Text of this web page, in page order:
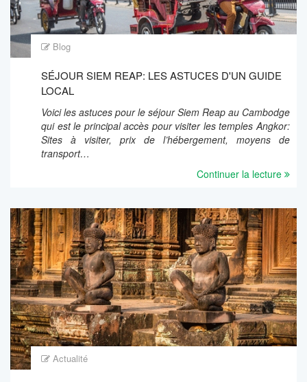
Blog
SÉJOUR SIEM REAP: LES ASTUCES D'UN GUIDE
LOCAL
Voici les astuces pour le séjour Siem Reap au Cambodge
qui est le principal accès pour visiter les temples Angkor:
Sites à visiter, prix de l’hébergement, moyens de
transport…
Continuer la lecture
Actualité